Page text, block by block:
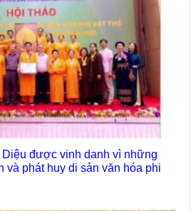
được vinh danh vì những
và phát huy di sản văn hóa phi